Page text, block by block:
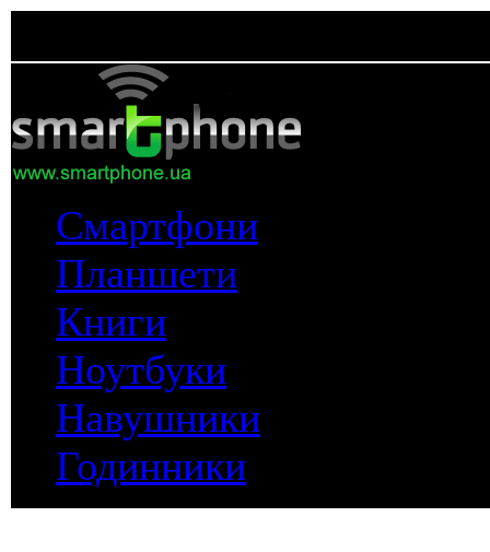
Смартфони
Планшети
Книги
Ноутбуки
Навушники
Годинники